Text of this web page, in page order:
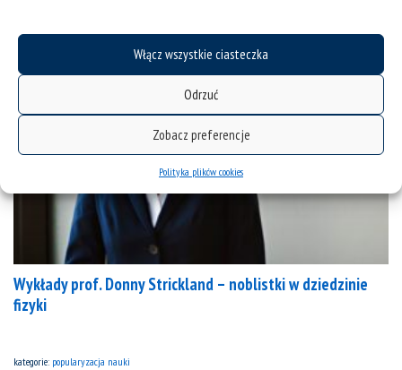
Włącz wszystkie ciasteczka
Odrzuć
Zobacz preferencje
Polityka plików cookies
Wykłady prof. Donny Strickland – noblistki w dziedzinie
fizyki
kategorie: popularyzacja nauki